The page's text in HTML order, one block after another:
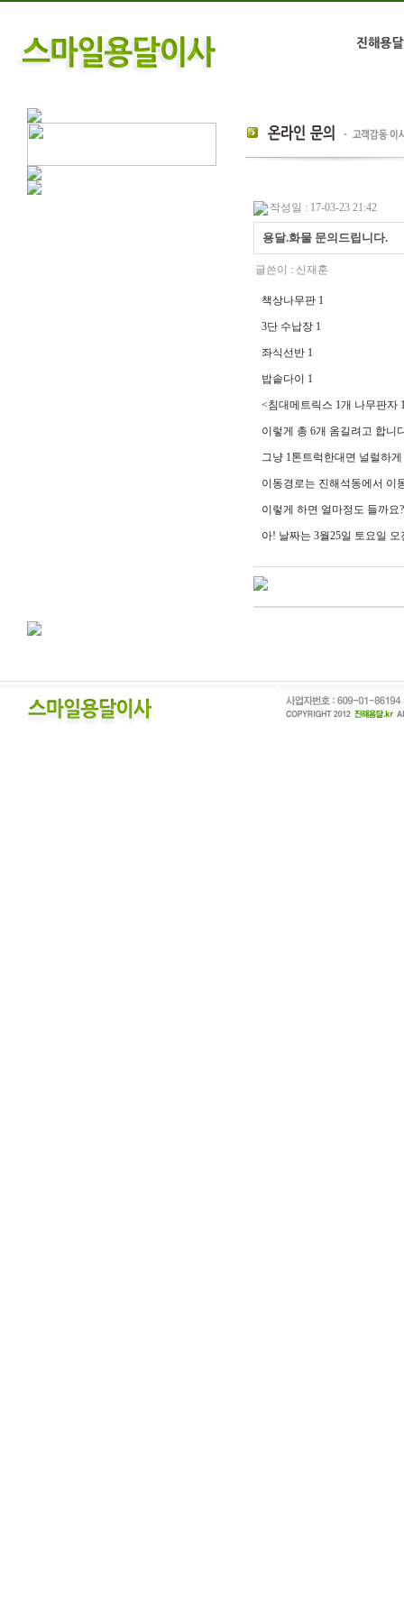
작성일 : 17-03-23 21:42
용달.화물 문의드립니다.
글쓴이 : 신재훈
책상나무판 1
3단 수납장 1
좌식선반 1
밥솥다이 1
<침대메트릭스 1개 나무판자
이렇게 총 6개 옴길려고 합니
그냥 1톤트럭한대면 널럴하
이동경로는 진해석동에서 이
이렇게 하면 얼마정도 들까요
아! 날짜는 3월25일 토요일